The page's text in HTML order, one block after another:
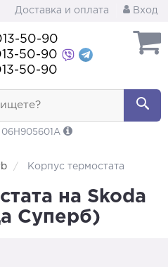
Доставка и оплата Вход
50-90
50-90
50-90
Корпус термостата
на Skoda
Суперб)